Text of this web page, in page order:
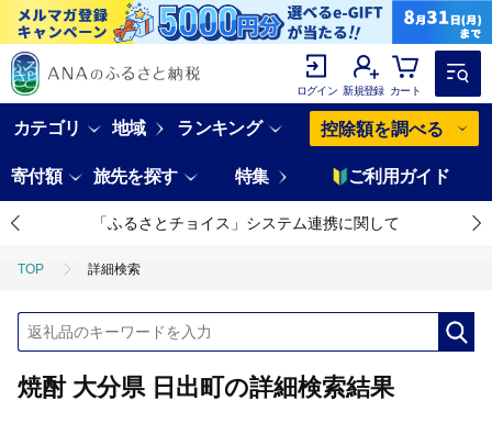
ログイン 新規登録 カート
カテゴリ 地域 ランキング 控除額を調べる
寄付額 旅先を探す 特集 ご利用ガイド
「ふるさとチョイス」システム連携に関して
TOP 詳細検索
焼酎 大分県 日出町の詳細検索結果